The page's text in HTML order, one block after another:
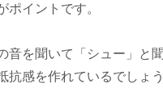
ポイントです。
音を聞いて「シュー」と
抗感を作れているでしょう